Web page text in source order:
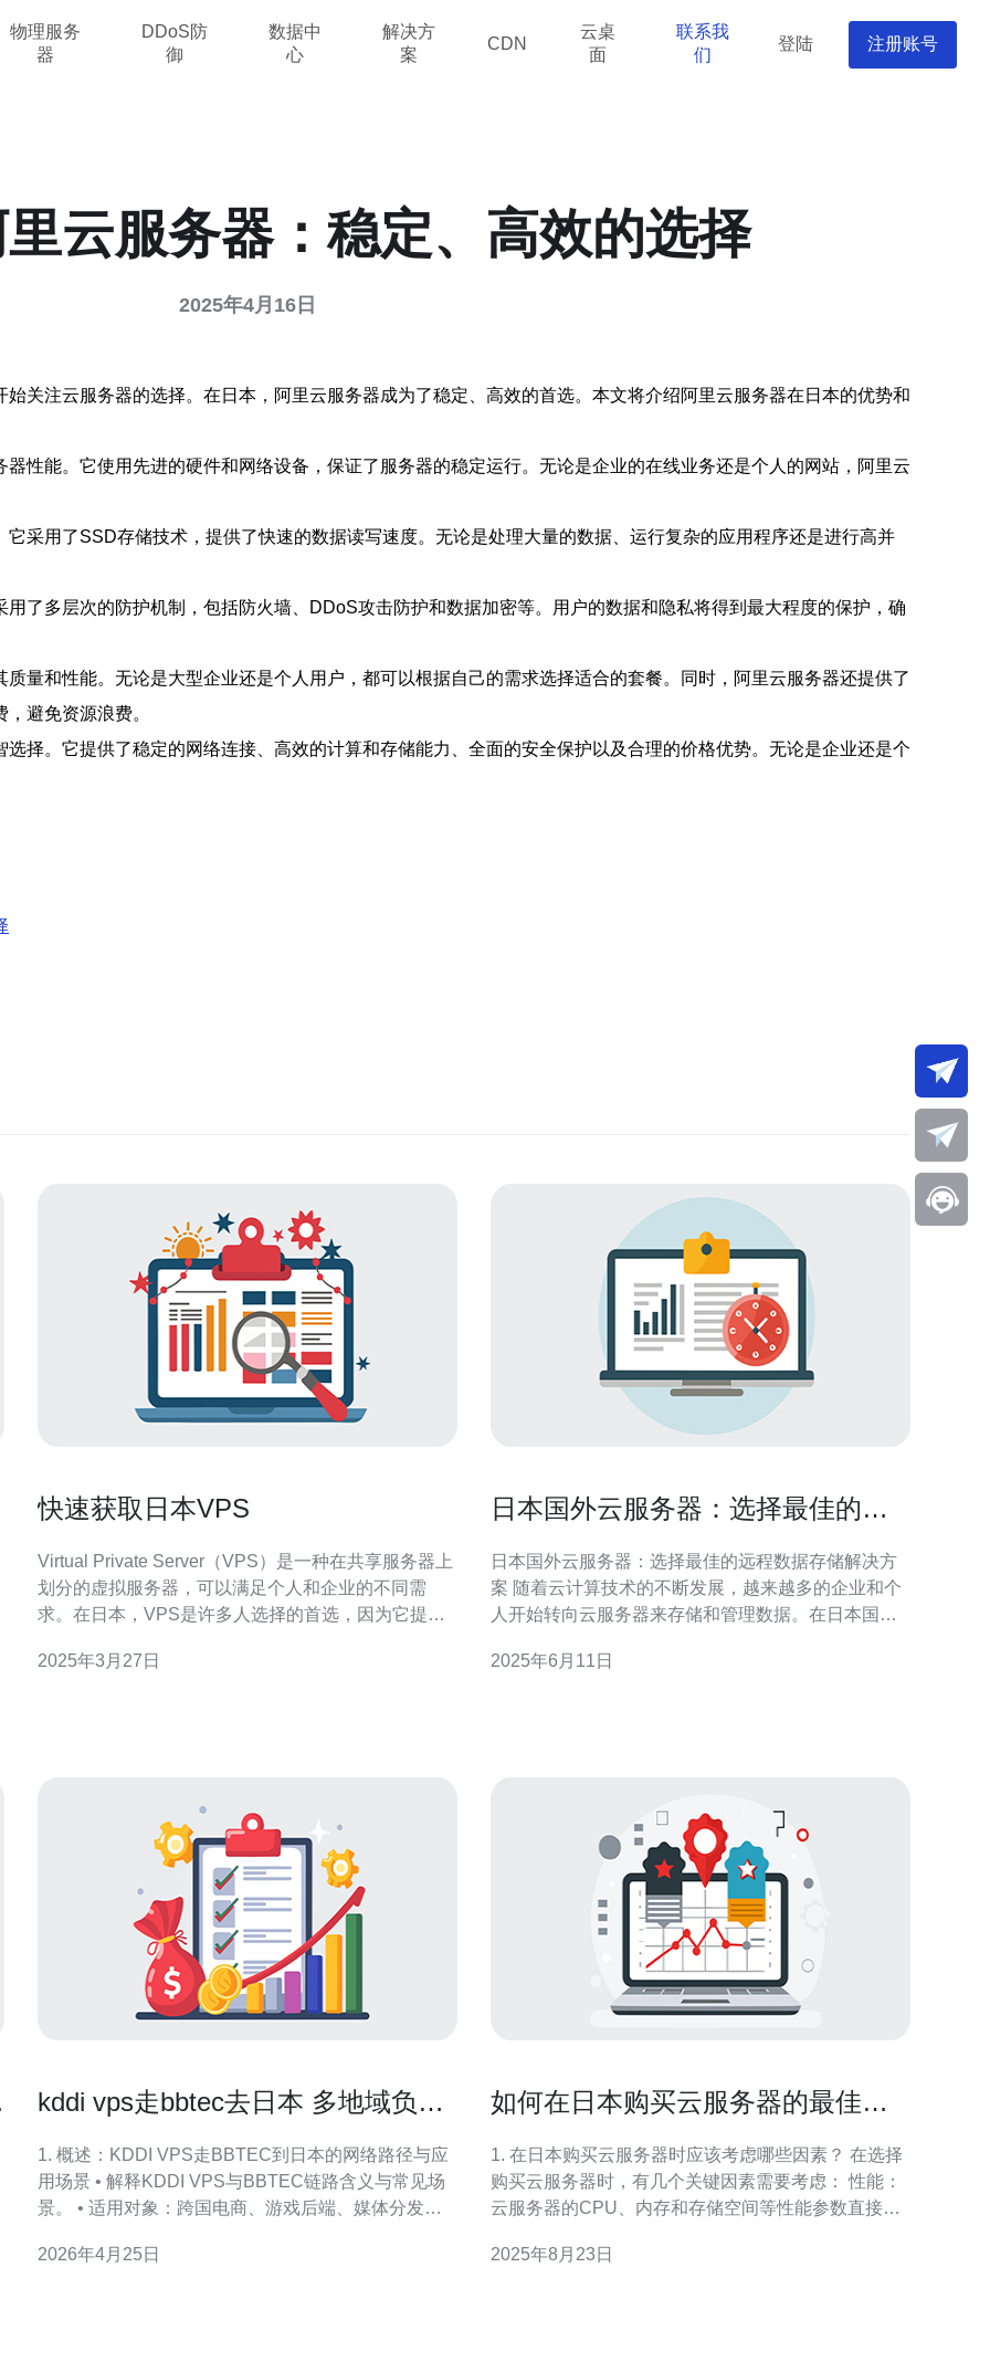
物理服务
器
DDoS防
御
数据中
心
解决方
案
CDN
云桌
面
联系我
们
登陆 注册账号
云服务器：稳定、高效的选择
2025年4月16日
关注云服务器的选择。在日本，阿里云服务器成为了稳定、高效的首选。本文将介绍阿里云服务器在日本的优势和
性能。它使用先进的硬件和网络设备，保证了服务器的稳定运行。无论是企业的在线业务还是个人的网站，阿里云
采用了SSD存储技术，提供了快速的数据读写速度。无论是处理大量的数据、运行复杂的应用程序还是进行高并
了多层次的防护机制，包括防火墙、DDoS攻击防护和数据加密等。用户的数据和隐私将得到最大程度的保护，确
量和性能。无论是大型企业还是个人用户，都可以根据自己的需求选择适合的套餐。同时，阿里云服务器还提供了
避免资源浪费。
择。它提供了稳定的网络连接、高效的计算和存储能力、全面的安全保护以及合理的价格优势。无论是企业还是个
快速获取日本VPS
Virtual Private Server（VPS）是一种在共享服务器上
划分的虚拟服务器，可以满足个人和企业的不同需
求。在日本，VPS是许多人选择的首选，因为它提供
将向您介绍如何快速获取日本VPS。 在日本，有许多
2025年3月27日
日本国外云服务器：选择最佳的远
日本国外云服务器：选择最佳的远程数据存储解决方
案 随着云计算技术的不断发展，越来越多的企业和个
人开始转向云服务器来存储和管理数据。在日本国
服务器也成为一种趋势，因为它们提供更多的选择和
2025年6月11日
kddi vps走bbtec去日本 多地域负载
1. 概述：KDDI VPS走BBTEC到日本的网络路径与应
用场景 • 解释KDDI VPS与BBTEC链路含义与常见场
景。 • 适用对象：跨国电商、游戏后端、媒体分发与
化路线冗余。 • 风险提示：单点故障、DDoS攻击路径
2026年4月25日
如何在日本购买云服务器的最佳网
1. 在日本购买云服务器时应该考虑哪些因素？ 在选择
购买云服务器时，有几个关键因素需要考虑： 性能：
云服务器的CPU、内存和存储空间等性能参数直接影
价策略各异，需根据自己的预算选择合适的方案。 可
2025年8月23日